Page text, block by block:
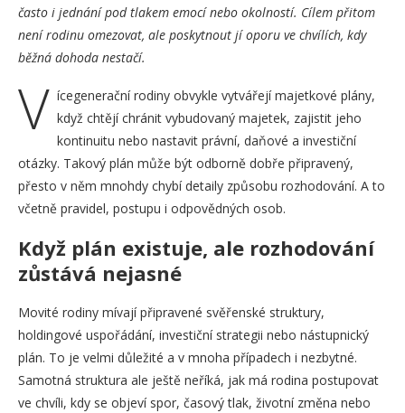
často i jednání pod tlakem emocí nebo okolností. Cílem přitom
není rodinu omezovat, ale poskytnout jí oporu ve chvílích, kdy
běžná dohoda nestačí.
V ícegenerační rodiny obvykle vytvářejí majetkové plány,
když chtějí chránit vybudovaný majetek, zajistit jeho
kontinuitu nebo nastavit právní, daňové a investiční
otázky. Takový plán může být odborně dobře připravený,
přesto v něm mnohdy chybí detaily způsobu rozhodování. A to
včetně pravidel, postupu i odpovědných osob.
Když plán existuje, ale rozhodování
zůstává nejasné
Movité rodiny mívají připravené svěřenské struktury,
holdingové uspořádání, investiční strategii nebo nástupnický
plán. To je velmi důležité a v mnoha případech i nezbytné.
Samotná struktura ale ještě neříká, jak má rodina postupovat
ve chvíli, kdy se objeví spor, časový tlak, životní změna nebo